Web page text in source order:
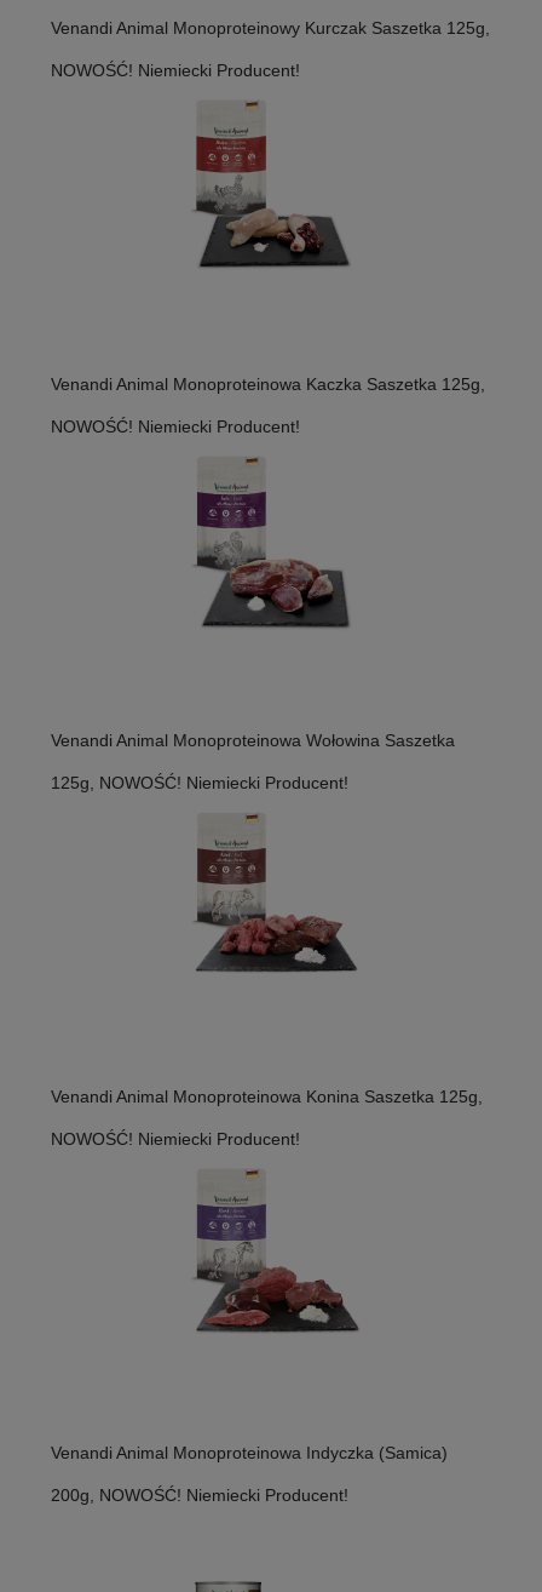
Venandi Animal Monoproteinowy Kurczak Saszetka 125g,
NOWOŚĆ! Niemiecki Producent!
Venandi Animal Monoproteinowa Kaczka Saszetka 125g,
NOWOŚĆ! Niemiecki Producent!
Venandi Animal Monoproteinowa Wołowina Saszetka
125g, NOWOŚĆ! Niemiecki Producent!
Venandi Animal Monoproteinowa Konina Saszetka 125g,
NOWOŚĆ! Niemiecki Producent!
Venandi Animal Monoproteinowa Indyczka (Samica)
200g, NOWOŚĆ! Niemiecki Producent!